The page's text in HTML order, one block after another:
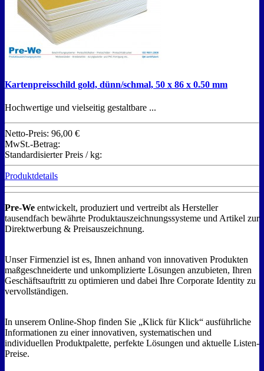
Kartenpreisschild gold, dünn/schmal, 50 x 86 x 0.50 mm
Hochwertige und vielseitig gestaltbare ...
Netto-Preis: 96,00 €
MwSt.-Betrag:
Standardisierter Preis / kg:
Produktdetails
Pre-We entwickelt, produziert und vertreibt als Hersteller
tausendfach bewährte Produktauszeichnungssysteme und Artikel zur
Direktwerbung & Preisauszeichnung.
Unser Firmenziel ist es, Ihnen anhand von innovativen Produkten
maßgeschneiderte und unkomplizierte Lösungen anzubieten, Ihren
Geschäftsauftritt zu optimieren und dabei Ihre Corporate Identity zu
vervollständigen.
In unserem Online-Shop finden Sie „Klick für Klick“ ausführliche
Informationen zu einer innovativen, systematischen und
individuellen Produktpalette, perfekte Lösungen und aktuelle Listen-
Preise.